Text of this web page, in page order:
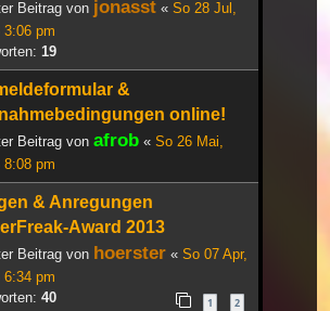
Beitrag von jonasst « So 28 Jul,
3:06 pm
19
&
online!
Beitrag von afrob « So 26 Mai,
8:08 pm
& Anregungen
Award 2013
Beitrag von hoerster « So 07 Apr,
6:34 pm
40 1 2